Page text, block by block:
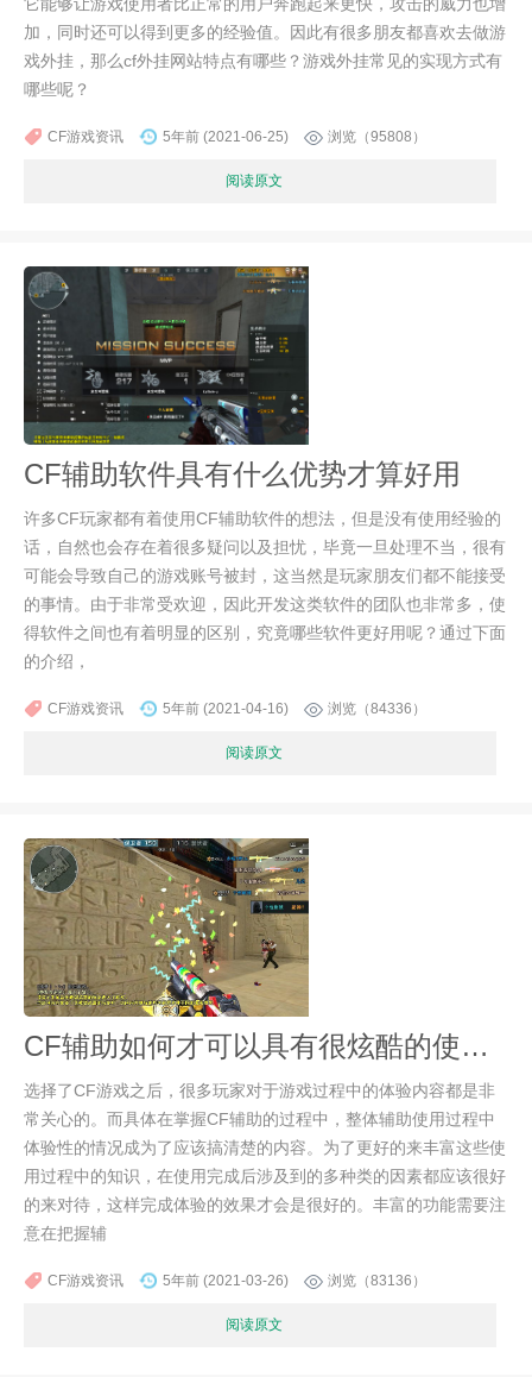
加，同时还可以得到更多的经验值。因此有很多朋友都喜欢去做游
戏外挂，那么cf外挂网站特点有哪些？游戏外挂常见的实现方式有
哪些呢？
CF游戏资讯 5年前 (2021-06-25) 浏览（95808）
阅读原文
CF辅助软件具有什么优势才算好用
许多CF玩家都有着使用CF辅助软件的想法，但是没有使用经验的
话，自然也会存在着很多疑问以及担忧，毕竟一旦处理不当，很有
可能会导致自己的游戏账号被封，这当然是玩家朋友们都不能接受
的事情。由于非常受欢迎，因此开发这类软件的团队也非常多，使
得软件之间也有着明显的区别，究竟哪些软件更好用呢？通过下面
的介绍，
CF游戏资讯 5年前 (2021-04-16) 浏览（84336）
阅读原文
CF辅助如何才可以具有很炫酷的使用体验
选择了CF游戏之后，很多玩家对于游戏过程中的体验内容都是非
常关心的。而具体在掌握CF辅助的过程中，整体辅助使用过程中
体验性的情况成为了应该搞清楚的内容。为了更好的来丰富这些使
用过程中的知识，在使用完成后涉及到的多种类的因素都应该很好
的来对待，这样完成体验的效果才会是很好的。丰富的功能需要注
意在把握辅
CF游戏资讯 5年前 (2021-03-26) 浏览（83136）
阅读原文